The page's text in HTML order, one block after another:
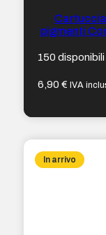
pigmenti
150 disponibili
6,90€ IVA
In arrivo